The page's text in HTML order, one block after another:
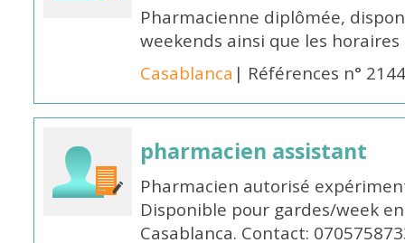
Pharmacienne diplômée,
weekends ainsi que les
Casablanca | Références n°
pharmacien assistant
Pharmacien autorisé
Disponible pour gardes/week
Casablanca. Contact: